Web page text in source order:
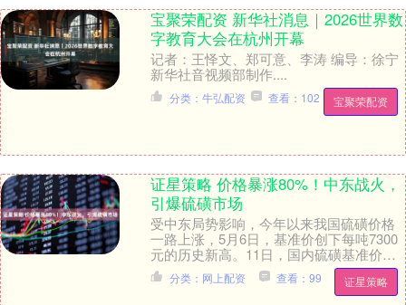
宝聚荣配资 新华社消息｜2026世界数
字教育大会在杭州开幕
记者：王怿文、郑可意、李涛 编导：徐宁
新华社音视频部制作....
宝聚荣配资
分类：牛弘配资 查看：102
证星策略 价格暴涨80%！中东战火，
引爆硫磺市场
受中东局势影响，今年以来我国硫磺价格
一路上涨，5月6日，基准价创下每吨7300
元的历史新高。11日，国内硫磺基准价报
每吨7250元，维持高位震荡，年初至今涨
幅约....
证星策略
分类：网上配资 查看：99